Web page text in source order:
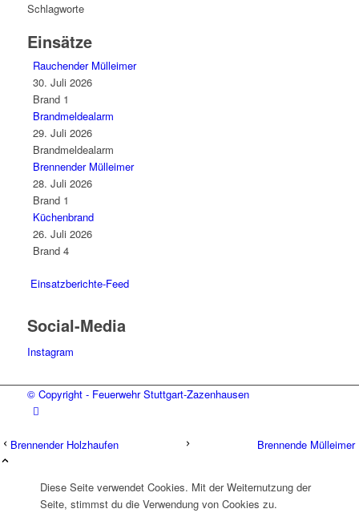
Schlagworte
Einsätze
Rauchender Mülleimer
30. Juli 2026
Brand 1
Brandmeldealarm
29. Juli 2026
Brandmeldealarm
Brennender Mülleimer
28. Juli 2026
Brand 1
Küchenbrand
26. Juli 2026
Brand 4
Einsatzberichte-Feed
Social-Media
Instagram
© Copyright - Feuerwehr Stuttgart-Zazenhausen
Brennender Holzhaufen Brennende Mülleimer
Diese Seite verwendet Cookies. Mit der Weiternutzung der
Seite, stimmst du die Verwendung von Cookies zu.